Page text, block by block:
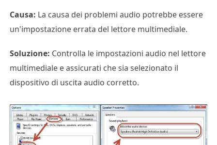
Causa: La causa dei problemi audio potrebbe essere
un'impostazione errata del lettore multimediale.
Soluzione: Controlla le impostazioni audio nel lettore
multimediale e assicurati che sia selezionato il
dispositivo di uscita audio corretto.